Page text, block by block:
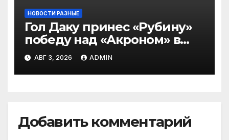
НОВОСТИ РАЗНЫЕ
Гол Даку принес «Рубину»
победу над «Акроном» в
матче РПЛ
АВГ 3, 2026 ADMIN
Добавить комментарий